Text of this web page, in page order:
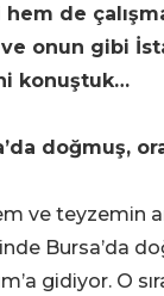
de
onun gibi
konuştuk…
doğmuş,
ve teyzemin
Bursa’da
gidiyor. O